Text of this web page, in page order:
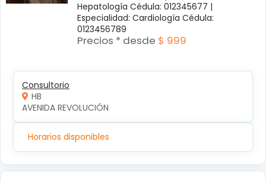
Hepatología Cédula: 012345677 |
Especialidad: Cardiología Cédula:
0123456789
Precios * desde $ 999
Consultorio
HB
AVENIDA REVOLUCIÓN
Horarios disponibles